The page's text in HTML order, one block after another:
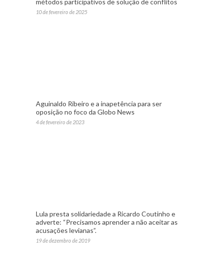
métodos participativos de solução de conflitos
10 de fevereiro de 2025
Aguinaldo Ribeiro e a inapetência para ser
oposição no foco da Globo News
4 de fevereiro de 2023
Lula presta solidariedade a Ricardo Coutinho e
adverte: “Precisamos aprender a não aceitar as
acusações levianas”.
19 de dezembro de 2019